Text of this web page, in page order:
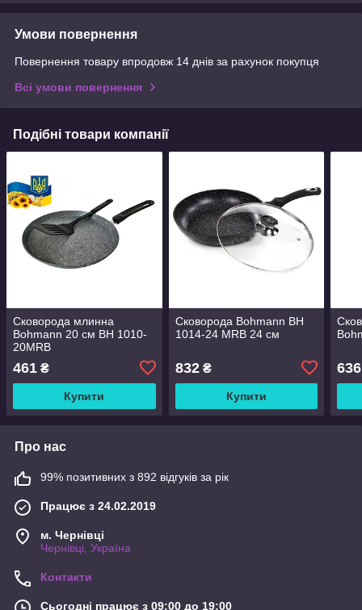
Умови повернення
Повернення товару впродовж 14 днів за рахунок покупця
Всі умови повернення
Подібні товари компанії
Сковорода млинна
Bohmann 20 см BH 1010-
20MRB
461 ₴
Купити
Сковорода Bohmann BH
1014-24 MRB 24 см
832₴
Купити
636
Про нас
99% позитивних з 892 відгуків за рік
Працює з 24.02.2019
м. Чернівці
Чернівці, Україна
Контакти
Сьогодні працює з 09:00 до 19:00